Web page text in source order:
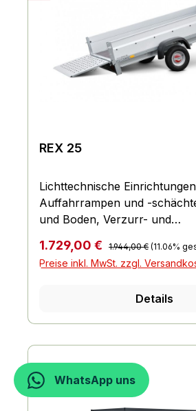
REX 25
Lichttechnische
Auffahrrampen und -
und Boden, Verzurr- und
Einhängemöglichkeiten für
Netze, Räder und Achsen,
Verkaufspreis:
1.729,00 € Regulärer Preis:
1.944,00 € (11.06%
Preise inkl. MwSt. zzgl.
Details
WhatsApp uns